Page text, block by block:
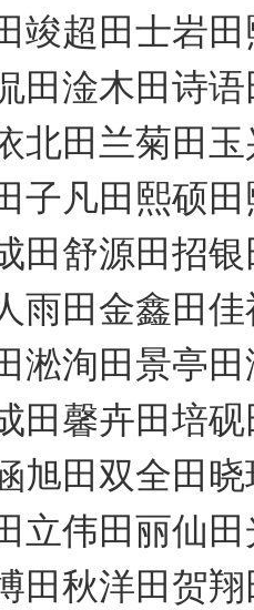
竣超田士岩
田淦木田诗
北田兰菊田
子凡田熙硕
田舒源田招
雨田金鑫田
淞洵田景亭
田馨卉田培
旭田双全田
立伟田丽仙
田秋洋田贺